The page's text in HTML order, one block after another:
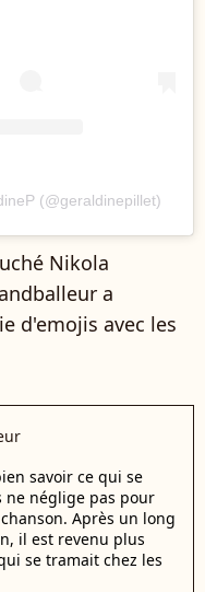
(@geraldinepillet)
Nikola
a
d'emojis avec les
savoir ce qui se
ne néglige pas pour
Après un long
il est revenu plus
se tramait chez les